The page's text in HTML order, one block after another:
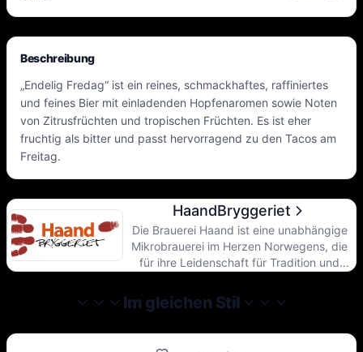
Beschreibung
„Endelig Fredag“ ist ein reines, schmackhaftes, raffiniertes
und feines Bier mit einladenden Hopfenaromen sowie Noten
von Zitrusfrüchten und tropischen Früchten. Es ist eher
fruchtig als bitter und passt hervorragend zu den Tacos am
Freitag.
HaandBryggeriet
Die Brauerei Haand ist eine unabhängige
Mikrobrauerei im Herzen Norwegens, die
für ihre Leidenschaft für Tradition und
Seit unserer Gründung im Jahr 2005
widmen wir uns der Herstellung
Im gleichen Stil